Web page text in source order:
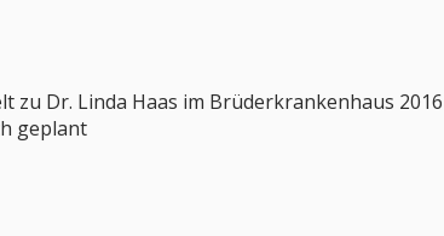
zu Dr. Linda Haas im Brüderkrankenhaus
geplant